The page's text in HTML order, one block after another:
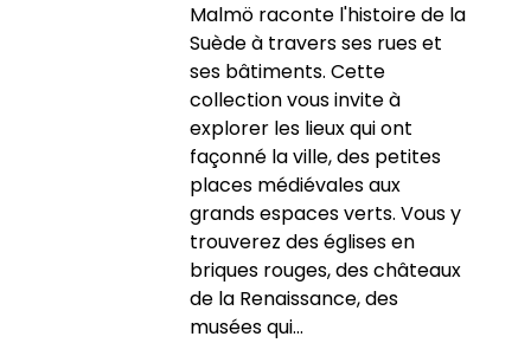
Malmö raconte l'histoire de la
Suède à travers ses rues et
ses bâtiments. Cette
collection vous invite à
explorer les lieux qui ont
façonné la ville, des petites
places médiévales aux
grands espaces verts. Vous y
trouverez des églises en
briques rouges, des châteaux
de la Renaissance, des
musées qui...